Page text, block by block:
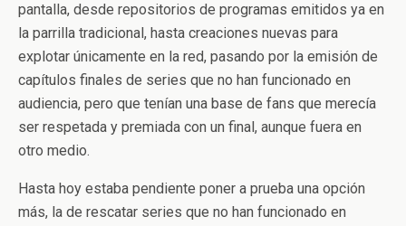
pantalla, desde repositorios de programas emitidos ya en
la parrilla tradicional, hasta creaciones nuevas para
explotar únicamente en la red, pasando por la emisión de
capítulos finales de series que no han funcionado en
audiencia, pero que tenían una base de fans que merecía
ser respetada y premiada con un final, aunque fuera en
otro medio.
Hasta hoy estaba pendiente poner a prueba una opción
más, la de rescatar series que no han funcionado en